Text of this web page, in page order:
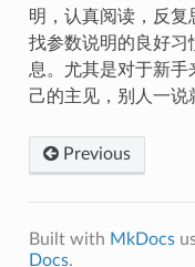
明，认真阅读，反
找参数说明的良好习
息。尤其是对于新手
己的主见，别人一说
Previous
Built with MkDocs
Docs.